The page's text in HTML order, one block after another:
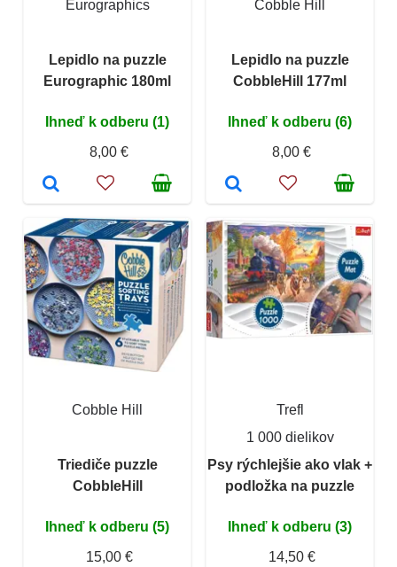
Eurographics
Lepidlo na puzzle
Eurographic 180ml
Ihneď k odberu (1)
8,00 €
Cobble Hill
Lepidlo na puzzle
CobbleHill 177ml
Ihneď k odberu (6)
8,00 €
Cobble Hill
Triediče puzzle
CobbleHill
Ihneď k odberu (5)
15,00 €
Trefl
1 000 dielikov
Psy rýchlejšie ako vlak +
podložka na puzzle
Ihneď k odberu (3)
14,50 €